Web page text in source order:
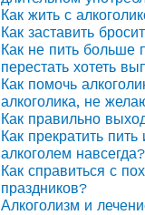
Как жить с
Как заставить
Как не пить больше
перестать хотеть
Как помочь
алкоголика, не
Как правильно
Как прекратить пить
алкоголем навсегда?
Как справиться с
праздников?
Алкоголизм и